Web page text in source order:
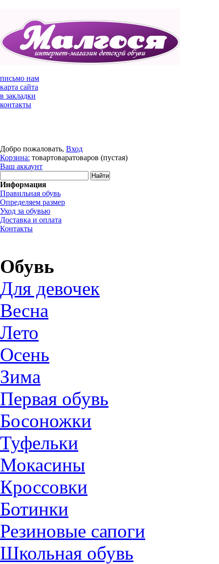
письмо нам
карта сайта
в закладки
контакты
Добро пожаловать, Вход
Корзина: товартоваратоваров (пустая)
Ваш аккаунт
Информация
Правильная обувь
Определяем размер
Уход за обувью
Доставка и оплата
Контакты
Обувь
Для девочек
Весна
Лето
Осень
Зима
Первая обувь
Босоножки
Туфельки
Мокасины
Кроссовки
Ботинки
Резиновые сапоги
Школьная обувь